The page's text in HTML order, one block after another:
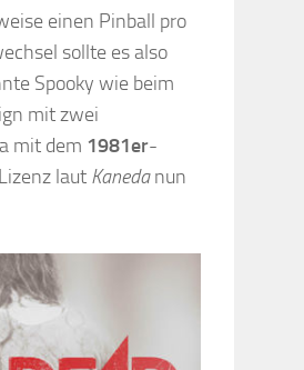
einen Pinball pro
sollte es also
Spooky wie beim
mit zwei
mit dem 1981er-
laut Kanedanun